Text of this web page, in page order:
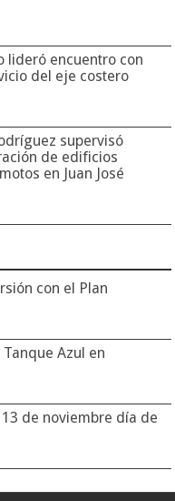
lideró encuentro con
del eje costero
supervisó
de edificios
en Juan José
con el Plan
Azul en
de noviembre día de